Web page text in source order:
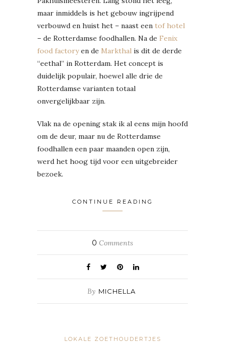
maar inmiddels is het gebouw ingrijpend
verbouwd en huist het – naast een tof hotel
– de Rotterdamse foodhallen. Na de Fenix
food factoryen de Markthal is dit de derde
“eethal” in Rotterdam. Het concept is
duidelijk populair, hoewel alle drie de
Rotterdamse varianten totaal
onvergelijkbaar zijn.
Vlak na de opening stak ik al eens mijn hoofd
om de deur, maar nu de Rotterdamse
foodhallen een paar maanden open zijn,
werd het hoog tijd voor een uitgebreider
bezoek.
CONTINUE READING
0 Comments
By MICHELLA
LOKALE ZOETHOUDERTJES